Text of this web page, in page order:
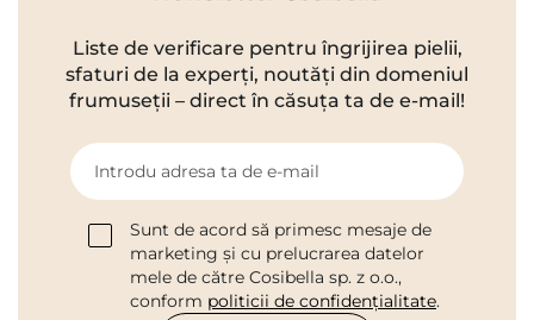
Liste de verificare pentru îngrijirea pielii,
sfaturi de la experți, noutăți din domeniul
frumuseții – direct în căsuța ta de e-mail!
Introdu adresa ta de e-mail
Sunt de acord să primesc mesaje de
marketing și cu prelucrarea datelor
mele de către Cosibella sp. z o.o.,
conform politicii de confidențialitate.